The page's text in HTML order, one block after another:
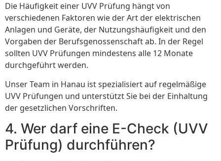
Die Häufigkeit einer UVV Prüfung hängt von
verschiedenen Faktoren wie der Art der elektrischen
Anlagen und Geräte, der Nutzungshäufigkeit und den
Vorgaben der Berufsgenossenschaft ab. In der Regel
sollten UVV Prüfungen mindestens alle 12 Monate
durchgeführt werden.
Unser Team in Hanau ist spezialisiert auf regelmäßige
UVV Prüfungen und unterstützt Sie bei der Einhaltung
der gesetzlichen Vorschriften.
4. Wer darf eine E-Check (UVV
Prüfung) durchführen?